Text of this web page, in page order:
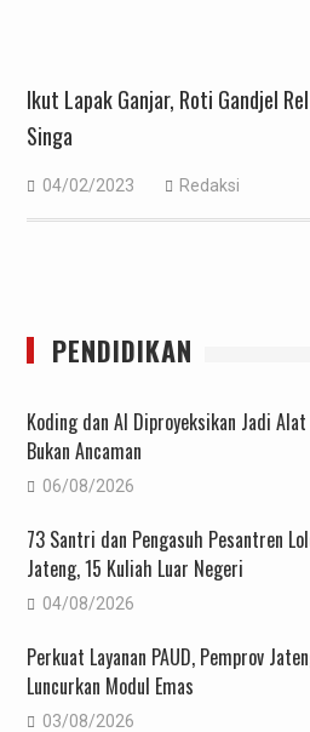
Ikut Lapak Ganjar, Roti Gandjel
Singa
04/02/2023 Redaksi
PENDIDIKAN
Koding dan AI Diproyeksikan Jadi
Bukan Ancaman
06/08/2026
73 Santri dan Pengasuh Pesantren
Jateng, 15 Kuliah Luar Negeri
04/08/2026
Perkuat Layanan PAUD, Pemprov
Luncurkan Modul Emas
03/08/2026